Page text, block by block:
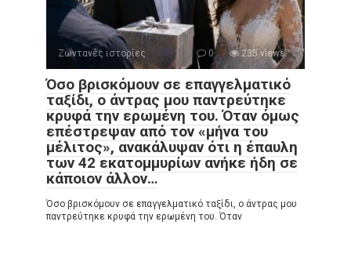
Ζωντανές ιστορίες 0 235 views
Όσο βρισκόμουν σε επαγγελματικό
ταξίδι, ο άντρας μου παντρεύτηκε
κρυφά την ερωμένη του. Όταν όμως
επέστρεψαν από τον «μήνα του
μέλιτος», ανακάλυψαν ότι η έπαυλη
των 42 εκατομμυρίων ανήκε ήδη σε
κάποιον άλλον…
Όσο βρισκόμουν σε επαγγελματικό ταξίδι, ο άντρας μου
παντρεύτηκε κρυφά την ερωμένη του. Όταν